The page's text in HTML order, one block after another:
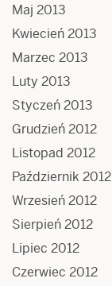
Maj 2013
Kwiecień 2013
Marzec 2013
Luty 2013
Styczeń 2013
Grudzień 2012
Listopad 2012
Październik 2012
Wrzesień 2012
Sierpień 2012
Lipiec 2012
Czerwiec 2012